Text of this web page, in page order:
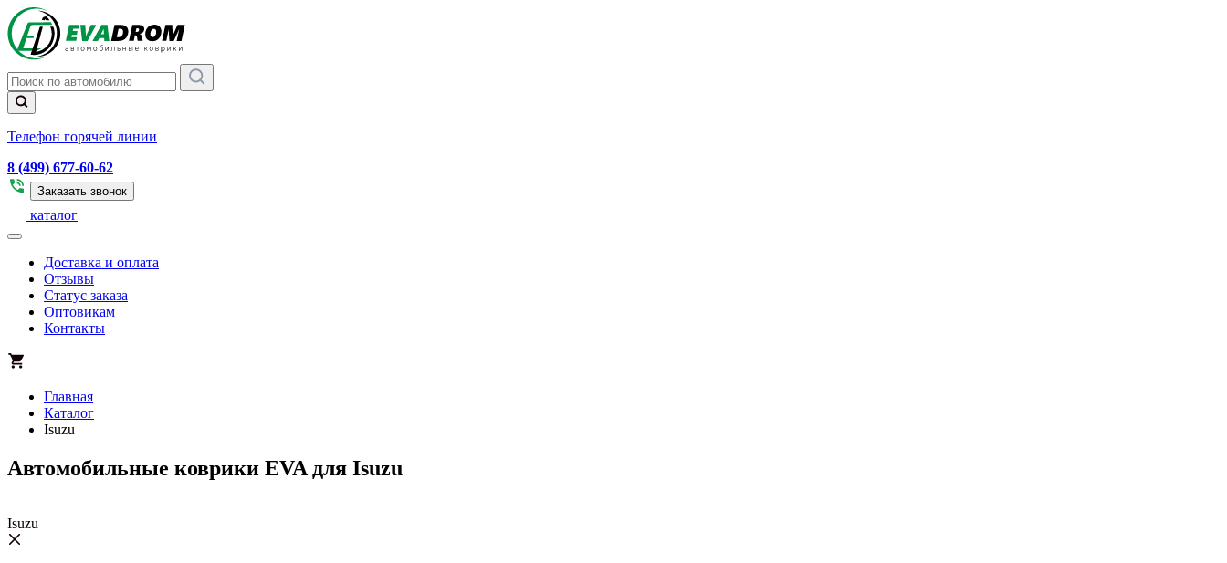
Телефон горячей линии
8 (499) 677-60-62
Заказать звонок
каталог
Доставка и оплата
Отзывы
Статус заказа
Оптовикам
Контакты
Главная
Каталог
Isuzu
Автомобильные коврики EVA для Isuzu
Isuzu